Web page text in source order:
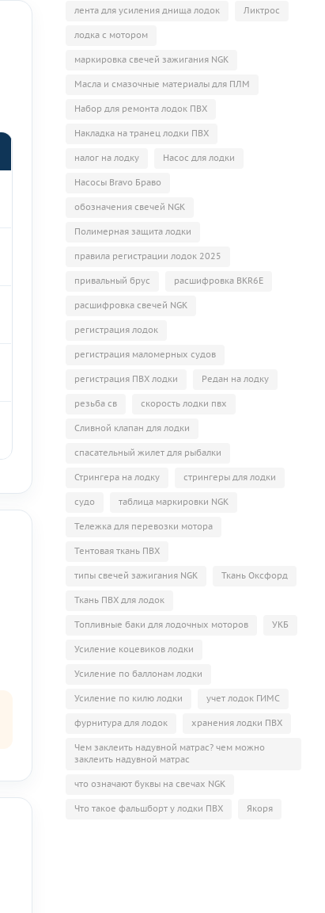
лента для усиления днища лодок Ликтрос
лодка с мотором
маркировка свечей зажигания NGK
Масла и смазочные материалы для ПЛМ
Набор для ремонта лодок ПВХ
Накладка на транец лодки ПВХ
налог на лодку Насос для лодки
Насосы Bravo Браво
обозначения свечей NGK
Полимерная защита лодки
правила регистрации лодок 2025
привальный брус расшифровка BKR6E
расшифровка свечей NGK
регистрация лодок
регистрация маломерных судов
регистрация ПВХ лодки Редан на лодку
резьба св скорость лодки пвх
Сливной клапан для лодки
спасательный жилет для рыбалки
Стрингера на лодку стрингеры для лодки
судо таблица маркировки NGK
Тележка для перевозки мотора
Тентовая ткань ПВХ
типы свечей зажигания NGK Ткань Оксфорд
Ткань ПВХ для лодок
Топливные баки для лодочных моторов УКБ
Усиление коцевиков лодки
Усиление по баллонам лодки
Усиление по килю лодки учет лодок ГИМС
фурнитура для лодок хранения лодки ПВХ
Чем заклеить надувной матрас? чем можно
заклеить надувной матрас
что означают буквы на свечах NGK
Что такое фальшборт у лодки ПВХ Якоря